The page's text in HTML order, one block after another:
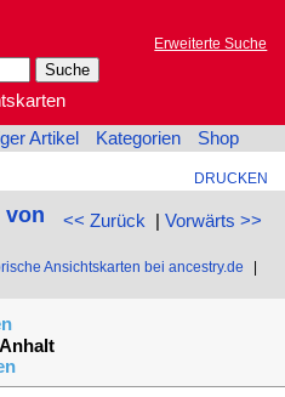
Erweiterte Suche
Artikel Kategorien Shop
DRUCKEN
<< Zurück | Vorwärts >>
von
Ansichtskarten bei ancestry.de